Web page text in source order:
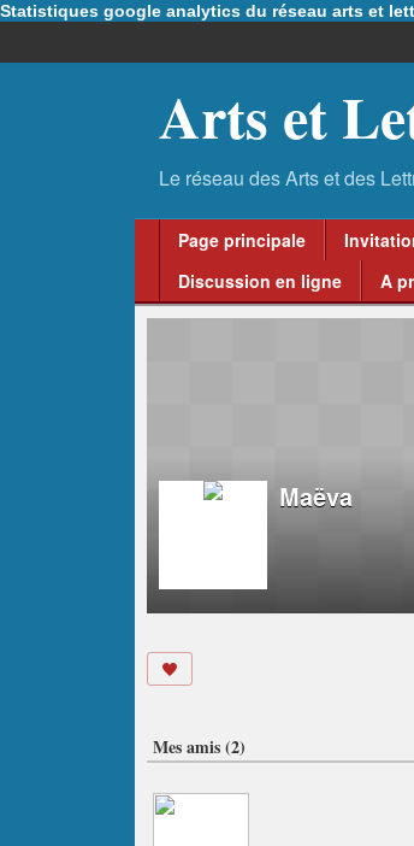
Statistiques google analytics du réseau arts et
Arts et
Page principale
Discussion en ligne
A
Maëva
Mes amis (2)